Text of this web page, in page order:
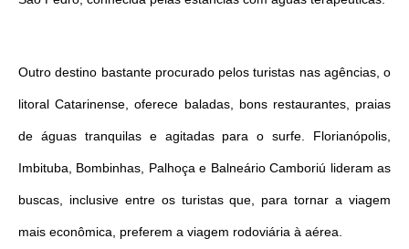
Outro destino bastante procurado pelos turistas nas agências, o
litoral Catarinense, oferece baladas, bons restaurantes, praias
de águas tranquilas e agitadas para o surfe. Florianópolis,
Imbituba, Bombinhas, Palhoça e Balneário Camboriú lideram as
buscas, inclusive entre os turistas que, para tornar a viagem
mais econômica, preferem a viagem rodoviária à aérea.